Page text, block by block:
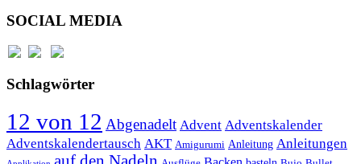
SOCIAL MEDIA
Schlagwörter
12 von 12 Abgenadelt Advent Adventskalender
Adventskalendertausch AKT Amigurumi Anleitung Anleitungen